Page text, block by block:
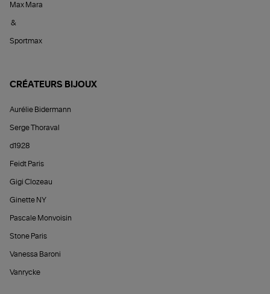
Max Mara
&
Sportmax
CRÉATEURS BIJOUX
Aurélie Bidermann
Serge Thoraval
d1928
Feidt Paris
Gigi Clozeau
Ginette NY
Pascale Monvoisin
Stone Paris
Vanessa Baroni
Vanrycke